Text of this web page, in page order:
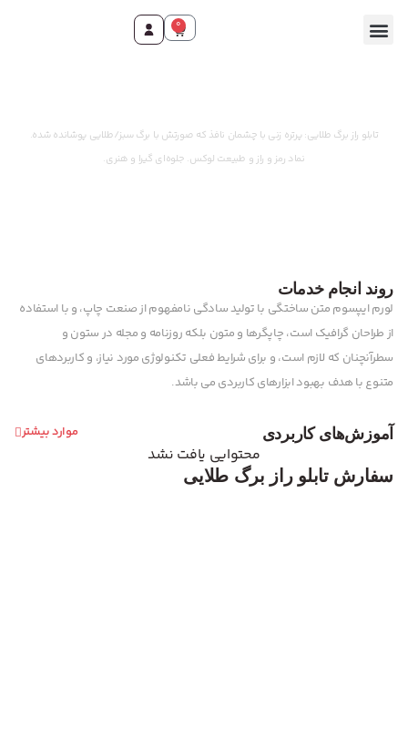
0
تابلو راز برگ طلایی: پرتره زنی با چشمان نافذ که صورتش با برگ سبز/طلایی پوشانده شده.
نماد رمز و راز و طبیعت لوکس. جلوه‌ای گیرا و هنری.
روند انجام خدمات
لورم ایپسوم متن ساختگی با تولید سادگی نامفهوم از صنعت چاپ، و با استفاده
از طراحان گرافیک است، چاپگرها و متون بلکه روزنامه و مجله در ستون و
سطرآنچنان که لازم است، و برای شرایط فعلی تکنولوژی مورد نیاز، و کاربردهای
متنوع با هدف بهبود ابزارهای کاربردی می باشد.
آموزش‌های کاربردی موارد بیشتر
محتوایی یافت نشد
سفارش تابلو راز برگ طلایی